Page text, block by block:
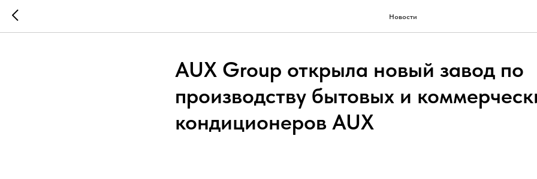
Новости
AUX Group открыла новый завод по
производству бытовых и
кондиционеров AUX